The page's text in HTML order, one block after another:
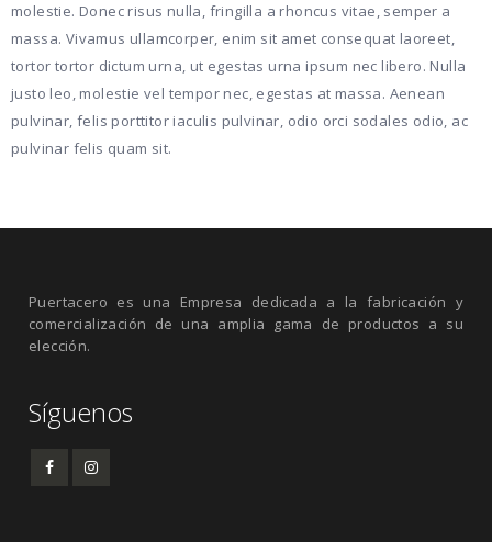
molestie. Donec risus nulla, fringilla a rhoncus vitae, semper a
massa. Vivamus ullamcorper, enim sit amet consequat laoreet,
tortor tortor dictum urna, ut egestas urna ipsum nec libero. Nulla
justo leo, molestie vel tempor nec, egestas at massa. Aenean
pulvinar, felis porttitor iaculis pulvinar, odio orci sodales odio, ac
pulvinar felis quam sit.
Puertacero es una Empresa dedicada a la fabricación y
comercialización de una amplia gama de productos a su
elección.
Síguenos